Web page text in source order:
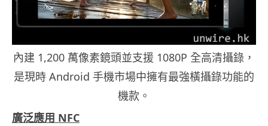
內建 1,200 萬像素鏡頭並支援 1080P 全高清攝錄，
是現時 Android 手機市場中擁有最強橫攝錄功能的
機款。
廣泛應用 NFC